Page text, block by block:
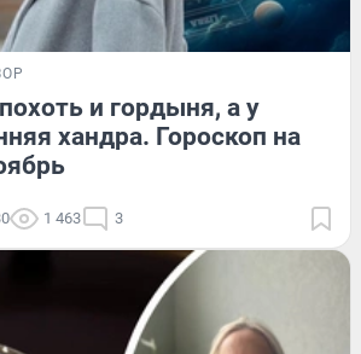
и гордыня, а у
хандра. Гороскоп на
1 463 3